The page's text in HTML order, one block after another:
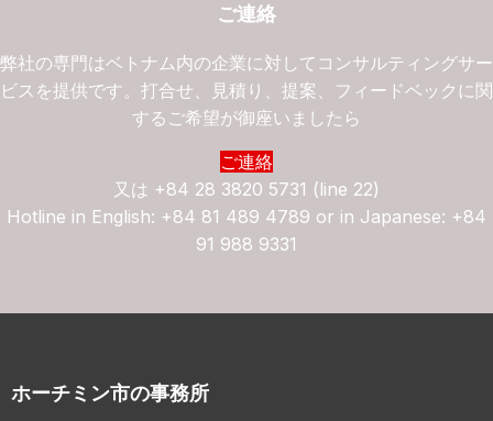
ご連絡
弊社の専門はベトナム内の企業に対してコンサルティングサー
ビスを提供です。打合せ、見積り、提案、フィードベックに関
するご希望が御座いましたら
ご連絡
又は +84 28 3820 5731 (line 22)
Hotline in English: +84 81 489 4789 or in Japanese: +84
91 988 9331
ホーチミン市の事務所